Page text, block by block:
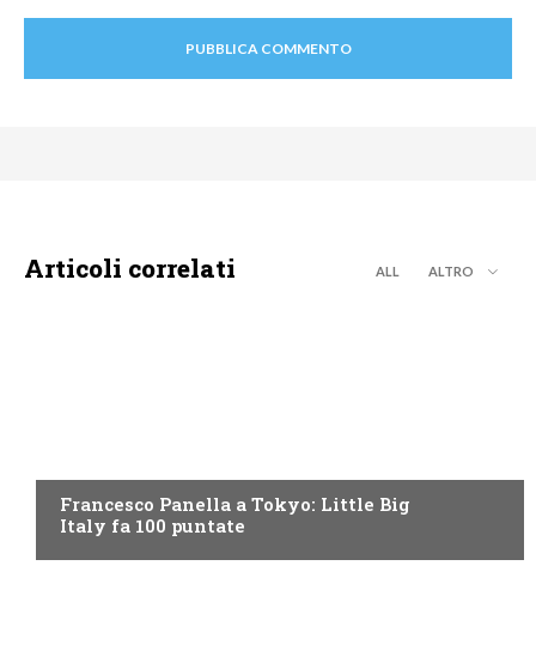
Articoli correlati ALL ALTRO
Francesco Panella a Tokyo: Little Big
Italy fa 100 puntate